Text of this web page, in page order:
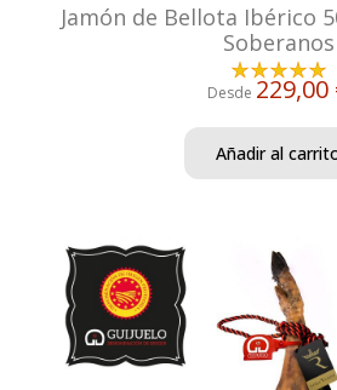
Jamón de Bellota Ibérico
Soberanos
Desde 229,00
Añadir al